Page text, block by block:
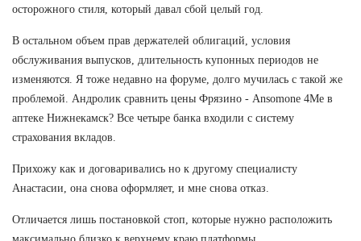
осторожного стиля, который давал сбой целый год.
В остальном объем прав держателей облигаций, условия
обслуживания выпусков, длительность купонных периодов не
изменяются. Я тоже недавно на форуме, долго мучилась с такой же
проблемой. Андролик сравнить цены Фрязино - Ansomone 4Me в
аптеке Нижнекамск? Все четыре банка входили с систему
страхования вкладов.
Прихожу как и договаривались но к другому специалисту
Анастасии, она снова оформляет, и мне снова отказ.
Отличается лишь постановкой стоп, которые нужно расположить